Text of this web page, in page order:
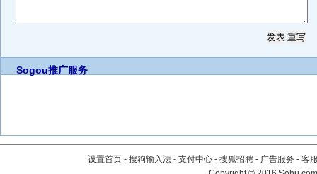
Sogou推广服务
设置首页 - 搜狗输入法 - 支付中心 - 搜狐招聘 - 广告服务 - 客